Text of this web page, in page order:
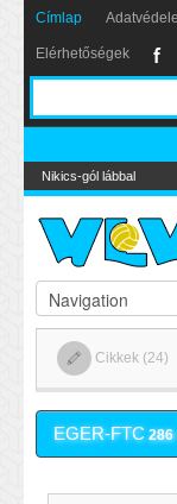
Címlap
Elérhetőségek
Nikics-gól lábbal
Cikkek (24)
EGER-FTC 286